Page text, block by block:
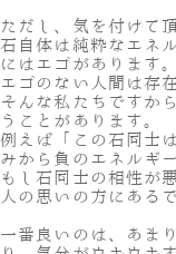
ただし、気を付けて
石自体は純粋なエネ
にはエゴがあります。
エゴのない人間は存
そんな私たちですか
うことがあります。
例えば「この石同士
みから負のエネルギ
もし石同士の相性が
人の思いの方にある
一番良いのは、あま